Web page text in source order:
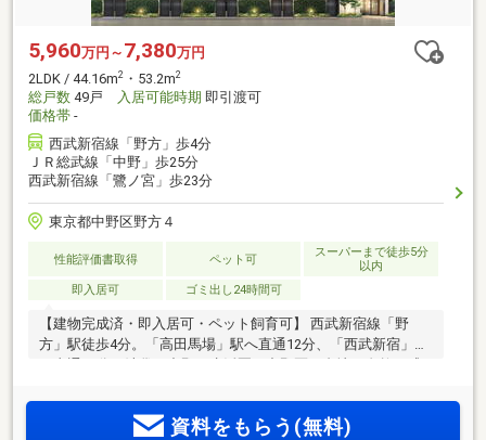
5,960万円～ 7,380万円
2LDK / 44.16m2 ・53.2m2
総戸数 49戸 入居可能時期 即引渡可
価格帯 -
西武新宿線「野方」歩4分
ＪＲ総武線「中野」歩25分
西武新宿線「鷺ノ宮」歩23分
東京都中野区野方４
性能評価書取得 ペット可
スーパーまで徒歩5分
以内
即入居可
ゴミ出し24時間可
【建物完成済・即入居可・ペット飼育可】 西武新宿線「野
方」駅徒歩4分。「高田馬場」駅へ直通12分、「西武新宿」駅
を採用し、快適性・プライバシー性・防犯性に配慮。
資料をもらう(無料)